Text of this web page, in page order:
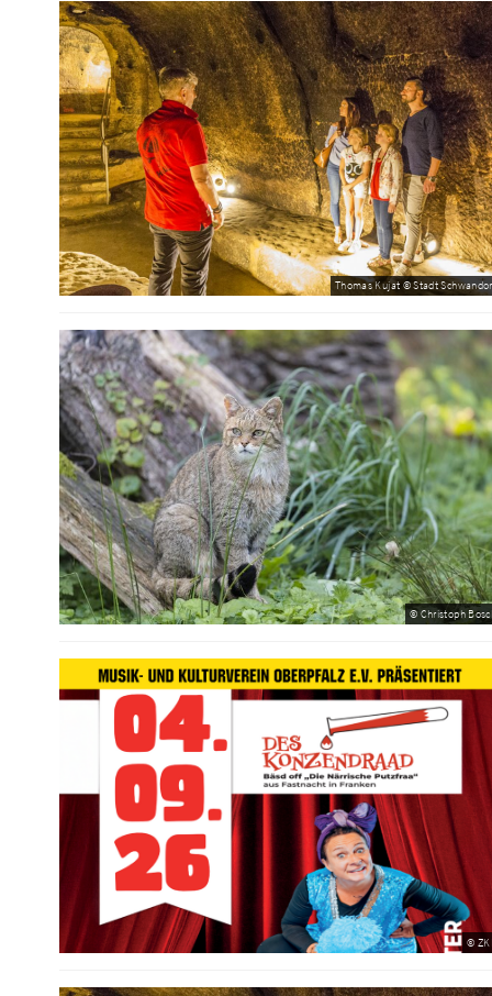
Thomas Kujat © Stadt
© Christoph
©